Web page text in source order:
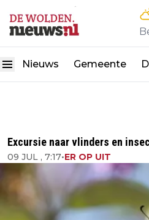
Nieuws Gemeente
Excursie naar vlinders en
09 JUL , 7:17•ER OP UIT